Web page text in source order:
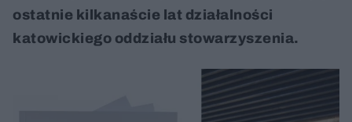
ostatnie kilkanaście lat działalności
katowickiego oddziału stowarzyszenia.